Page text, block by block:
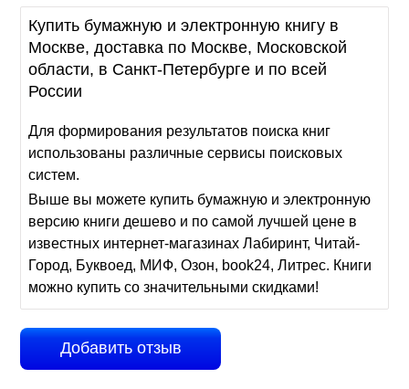
Купить бумажную и электронную книгу в
Москве, доставка по Москве, Московской
области, в Санкт-Петербурге и по всей
России
Для формирования результатов поиска книг
использованы различные сервисы поисковых
систем.
Выше вы можете купить бумажную и электронную
версию книги дешево и по самой лучшей цене в
известных интернет-магазинах Лабиринт, Читай-
Город, Буквоед, МИФ, Озон, book24, Литрес. Книги
можно купить со значительными скидками!
Добавить отзыв